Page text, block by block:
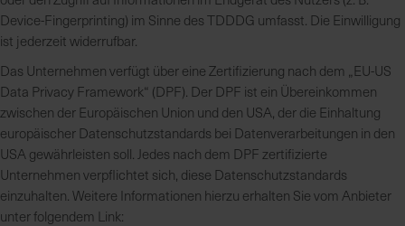
e
L
e
f
e
r
u
n
g
Device-Fingerprinting) im Sinne des TDDDG umfasst. Die Einwilligung
ist jederzeit widerrufbar.
Das Unternehmen verfügt über eine Zertifizierung nach dem „EU-US
Data Privacy Framework“ (DPF). Der DPF ist ein Übereinkommen
zwischen der Europäischen Union und den USA, der die Einhaltung
europäischer Datenschutzstandards bei Datenverarbeitungen in den
USA gewährleisten soll. Jedes nach dem DPF zertifizierte
Unternehmen verpflichtet sich, diese Datenschutzstandards
einzuhalten. Weitere Informationen hierzu erhalten Sie vom Anbieter
unter folgendem Link: